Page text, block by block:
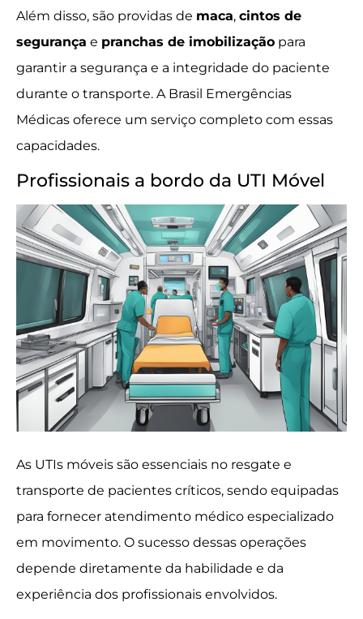
Além disso, são providas de maca, cintos de
segurança e pranchas de imobilização para
garantir a segurança e a integridade do paciente
durante o transporte. A Brasil Emergências
Médicas oferece um serviço completo com essas
capacidades.
Profissionais a bordo da UTI Móvel
As UTIs móveis são essenciais no resgate e
transporte de pacientes críticos, sendo equipadas
para fornecer atendimento médico especializado
em movimento. O sucesso dessas operações
depende diretamente da habilidade e da
experiência dos profissionais envolvidos.